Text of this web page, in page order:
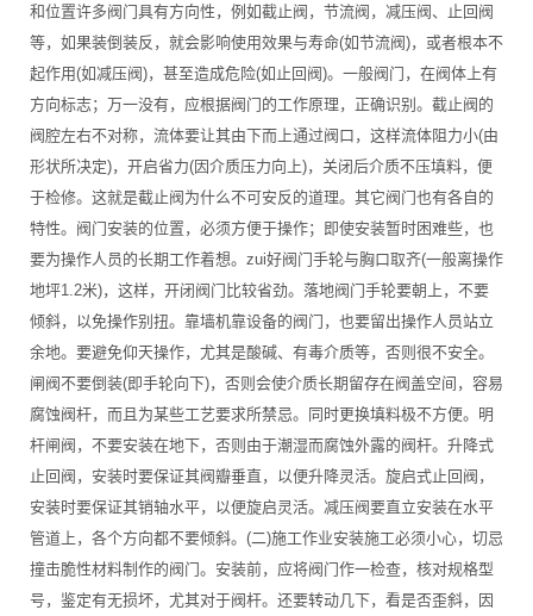
和位置许多阀门具有方向性，例如截止阀，节流阀，减压阀、止回阀
等，如果装倒装反，就会影响使用效果与寿命(如节流阀)，或者根本不
起作用(如减压阀)，甚至造成危险(如止回阀)。一般阀门，在阀体上有
方向标志；万一没有，应根据阀门的工作原理，正确识别。截止阀的
阀腔左右不对称，流体要让其由下而上通过阀口，这样流体阻力小(由
形状所决定)，开启省力(因介质压力向上)，关闭后介质不压填料，便
于检修。这就是截止阀为什么不可安反的道理。其它阀门也有各自的
特性。阀门安装的位置，必须方便于操作；即使安装暂时困难些，也
要为操作人员的长期工作着想。zui好阀门手轮与胸口取齐(一般离操作
地坪1.2米)，这样，开闭阀门比较省劲。落地阀门手轮要朝上，不要
倾斜，以免操作别扭。靠墙机靠设备的阀门，也要留出操作人员站立
余地。要避免仰天操作，尤其是酸碱、有毒介质等，否则很不安全。
闸阀不要倒装(即手轮向下)，否则会使介质长期留存在阀盖空间，容易
腐蚀阀杆，而且为某些工艺要求所禁忌。同时更换填料极不方便。明
杆闸阀，不要安装在地下，否则由于潮湿而腐蚀外露的阀杆。升降式
止回阀，安装时要保证其阀瓣垂直，以便升降灵活。旋启式止回阀，
安装时要保证其销轴水平，以便旋启灵活。减压阀要直立安装在水平
管道上，各个方向都不要倾斜。(二)施工作业安装施工必须小心，切忌
撞击脆性材料制作的阀门。安装前，应将阀门作一检查，核对规格型
号，鉴定有无损坏，尤其对于阀杆。还要转动几下，看是否歪斜，因